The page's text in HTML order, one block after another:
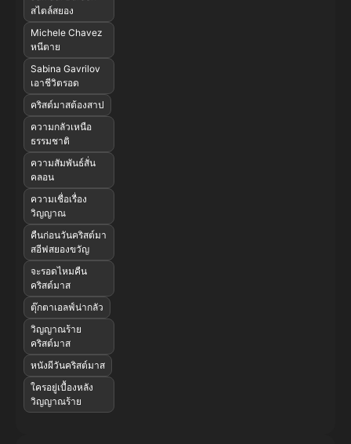
สไตล์สยอง
Michele Chavez
หนีตาย
Sabina Gavrilov
เอาชีวิตรอด
คริสต์มาสต้องสาป
ความกลัวเหนือ
ธรรมชาติ
ความสัมพันธ์สั่น
คลอน
ความเชื่อเรื่อง
วิญญาณ
คืนก่อนวันคริสต์มา
สอีฟสยองขวัญ
จะรอดไหมคืน
คริสต์มาส
ตุ๊กตาเอลฟ์น่ากลัว
วิญญาณร้าย
คริสต์มาส
หนังผีวันคริสต์มาส
ใครอยู่เบื้องหลัง
วิญญาณร้าย